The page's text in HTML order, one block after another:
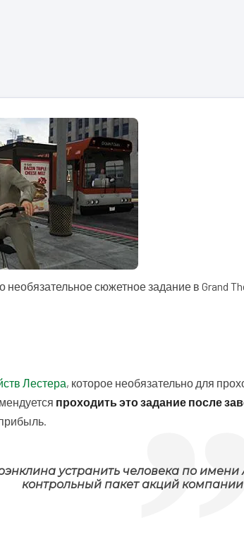
необязательное сюжетное задание в Grand
Лестера, которое необязательно для
проходить это задание после
устранить человека по
контрольный пакет акций